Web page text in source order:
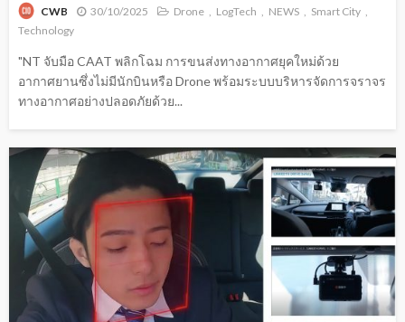
CWB 30/10/2025 Drone LogTech NEWS
Smart City
Technology
"NT จับมือ CAAT พลิกโฉม การขนส่งทางอากาศยุคใหม่ด้วย
อากาศยานซึ่งไม่มีนักบินหรือ Drone พร้อมระบบบริหารจัดการจราจร
ทางอากาศอย่างปลอดภัยด้วย...